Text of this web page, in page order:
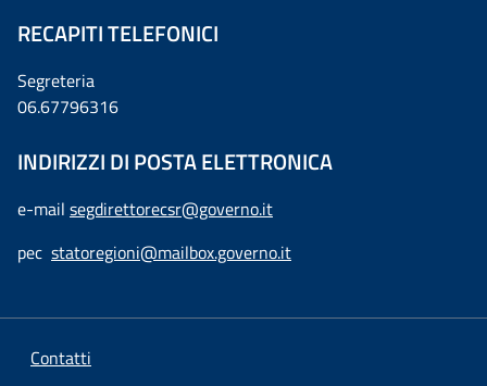
RECAPITI TELEFONICI
Segreteria
06.67796316
INDIRIZZI DI POSTA ELETTRONICA
e-mail segdirettorecsr@governo.it
pec statoregioni@mailbox.governo.it
Contatti